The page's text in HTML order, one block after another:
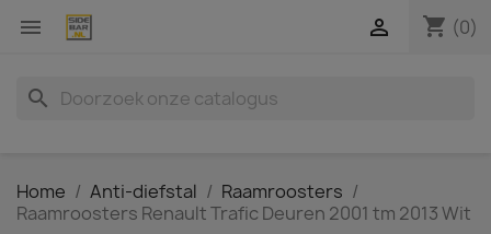
 shopping_cart (0)

search
Home Anti-diefstal
Raamroosters
Raamroosters Renault Trafic Deuren 2001 tm 2013 Wit